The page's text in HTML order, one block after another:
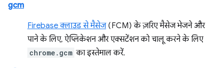
gcm
Firebase क्लाउड से मैसेज(FCM) के ज़रिए मैसेज भेजने और
पाने के लिए, ऐप्लिकेशन और एक्सटेंशन को चालू करने के लिए
chrome.gcm का इस्तेमाल करें.